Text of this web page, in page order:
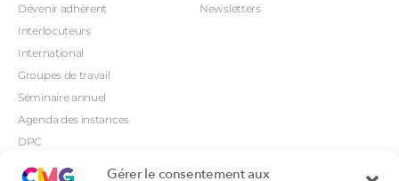
Gérer le consentement aux
Dévenir adhérent
Interlocuteurs
International
Groupes de travail
Séminaire annuel
Agenda des instances
DPC
Newsletters